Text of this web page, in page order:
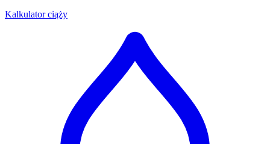
Kalkulator ciąży